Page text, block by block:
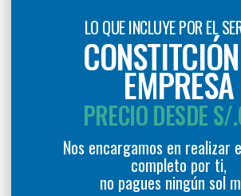
LO QUE INCLUYE POR EL
EMPRESA
PRECIO DESDE
Nos encargamos en realizar
completo por ti,
no pagues ningún sol